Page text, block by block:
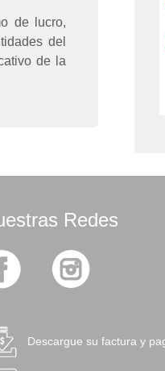
de lucro,
del
de la
Redes
Descargue su factura y